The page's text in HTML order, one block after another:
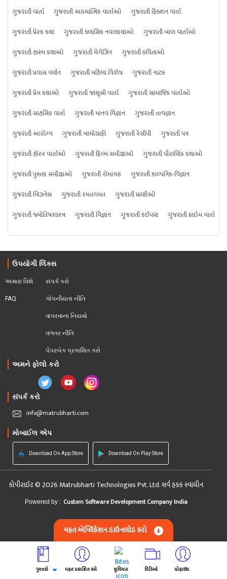
ગુજરાતી વાર્તા ગુજરાતી આધ્યાત્મિક વાર્તાઓ
ગુજરાતી ફિક્શન વાર્તા
ગુજરાતી પ્રેરક કથા
ગુજરાતી ક્લાસિક નવલકથાઓ
ગુજરાતી બાળ વાર્તાઓ
ગુજરાતી હાસ્ય કથાઓ
ગુજરાતી મેગેઝિન
ગુજરાતી કવિતાઓ
ગુજરાતી પ્રવાસ વર્ણન
ગુજરાતી મહિલા વિશેષ
ગુજરાતી નાટક
ગુજરાતી પ્રેમ કથાઓ
ગુજરાતી જાસૂસી વાર્તા
ગુજરાતી સામાજિક વાર્તાઓ
ગુજરાતી સાહસિક વાર્તા
ગુજરાતી માનવ વિજ્ઞાન
ગુજરાતી તત્વજ્ઞાન
ગુજરાતી આરોગ્ય
ગુજરાતી બાયોગ્રાફી ગુજરાતી રેસીપી
ગુજરાતી પત્ર
ગુજરાતી હૉરર વાર્તાઓ
ગુજરાતી ફિલ્મ સમીક્ષાઓ
ગુજરાતી પૌરાણિક કથાઓ
ગુજરાતી પુસ્તક સમીક્ષાઓ
ગુજરાતી રોમાંચક
ગુજરાતી કાલ્પનિક-વિજ્ઞાન
ગુજરાતી બિઝનેસ
ગુજરાતી રમતગમત
ગુજરાતી પ્રાણીઓ
ગુજરાતી જ્યોતિષશાસ્ત્ર
ગુજરાતી વિજ્ઞાન ગુજરાતી કંઈપણ ગુજરાતી ક્રાઇમ વાર્તા
ઉપયોગી લિંક્સ
અમારા વિશે
FAQ
સંપર્ક કરો
ગોપનીયતા નીતિ
વાપરવાના નિયમો
વળતર નીતિ
પેપરબેક પ્રકાશિત કરો
અમને ફોલો કરો
સંપર્ક કરો
info@matrubharti.com
મોબાઈલ એપ
Download On App Store Download On Play Store
કોપીરાઈટ © 2026 Matrubharti Technologies Pvt. Ltd. સર્વ હક્ક સ્વાધીન
Powered by : Custom Software Development Company India
મફત એપ્લિકેશન ડાઉનલોડ કરો
પુસ્તકો મફત પ્રકાશિત કરો સુવિચાર વિડિઓ પ્રોફાઈલ